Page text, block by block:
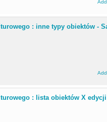
: inne typy obiektów -
: lista obiektów X